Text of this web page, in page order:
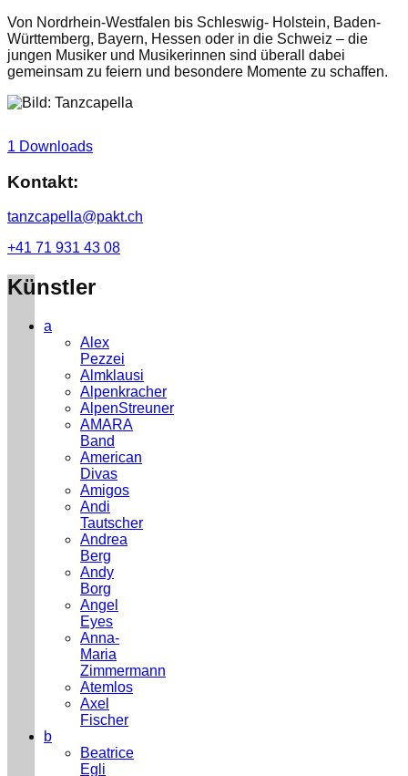
Von Nordrhein-Westfalen bis Schleswig- Holstein, Baden-
Württemberg, Bayern, Hessen oder in die Schweiz – die
jungen Musiker und Musikerinnen sind überall dabei
gemeinsam zu feiern und besondere Momente zu schaffen.
1 Downloads
Kontakt:
tanzcapella@pakt.ch
+41 71 931 43 08
Künstler
a
Alex
Pezzei
Almklausi
Alpenkracher
AlpenStreuner
AMARA
Band
American
Divas
Amigos
Andi
Tautscher
Andrea
Berg
Andy
Borg
Angel
Eyes
Anna-
Maria
Zimmermann
Atemlos
Axel
Fischer
b
Beatrice
Egli